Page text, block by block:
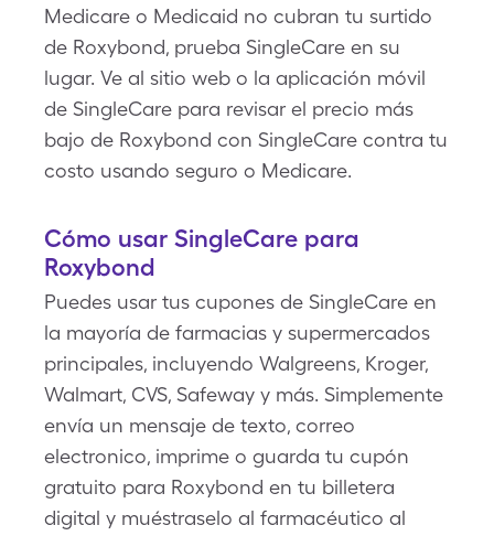
Medicare o Medicaid no cubran tu surtido
de Roxybond, prueba SingleCare en su
lugar. Ve al sitio web o la aplicación móvil
de SingleCare para revisar el precio más
bajo de Roxybond con SingleCare contra tu
costo usando seguro o Medicare.
Cómo usar SingleCare para
Roxybond
Puedes usar tus cupones de SingleCare en
la mayoría de farmacias y supermercados
principales, incluyendo Walgreens, Kroger,
Walmart, CVS, Safeway y más. Simplemente
envía un mensaje de texto, correo
electronico, imprime o guarda tu cupón
gratuito para Roxybond en tu billetera
digital y muéstraselo al farmacéutico al